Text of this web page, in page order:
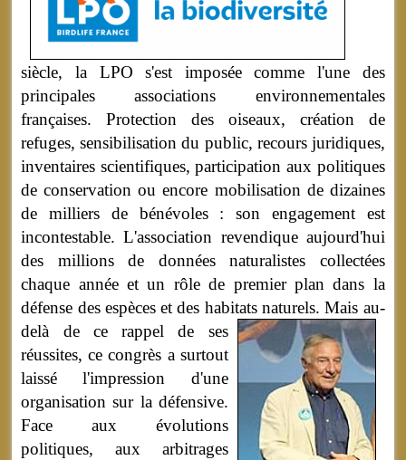
siècle, la LPO s'est imposée comme l'une des
principales associations environnementales
françaises. Protection des oiseaux, création de
refuges, sensibilisation du public, recours juridiques,
inventaires scientifiques, participation aux politiques
de conservation ou encore mobilisation de dizaines
de milliers de bénévoles : son engagement est
incontestable. L'association revendique aujourd'hui
des millions de données naturalistes collectées
chaque année et un rôle de premier plan dans la
défense des espèces et des habitats naturels.Mais au-
delà de ce rappel de ses
réussites, ce congrès a surtout
laissé l'impression d'une
organisation sur la défensive.
Face aux évolutions
politiques, aux arbitrages